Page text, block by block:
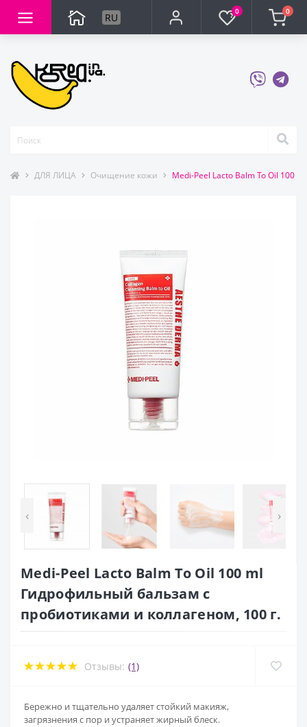
RU 0 0
ДЛЯ ЛИЦА Очищение кожи Medi-Peel Lacto Balm To Oil 100
‹ ›
Medi-Peel Lacto Balm To Oil 100 ml
Гидрофильный бальзам с
пробиотиками и коллагеном, 100 г.
Отзывы: (1)
Бережно и тщательно удаляет стойкий макияж,
загрязнения с пор и устраняет жирный блеск.